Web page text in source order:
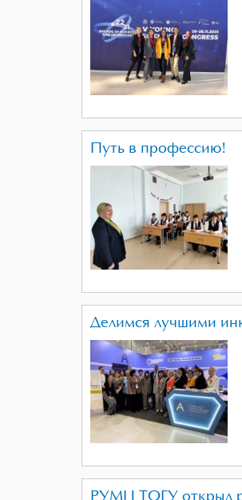
Путь в профессию!
Делимся лучшими
РУМЦ ТОГУ открыл